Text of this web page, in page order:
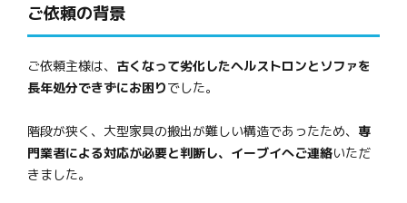
ご依頼の背景
ご依頼主様は、 古くなって劣化したヘルストロンとソファを
長年処分できずにお困りでした。
階段が狭く、大型家具の搬出が難しい構造であったため、 専
門業者による対応が必要と判断し、イーブイへご連絡いただ
きました。